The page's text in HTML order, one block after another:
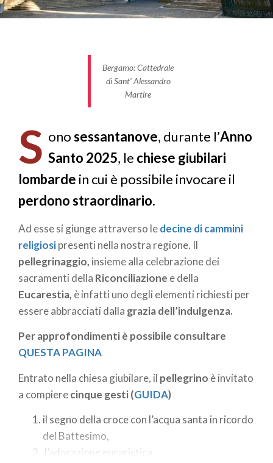
Bergamo: Cattedrale
di Sant' Alessandro
Martire
S onosessantanove, durante l’Anno
Santo 2025, le chiese giubilari
lombarde in cui è possibile invocare il
perdono straordinario.
Ad esse si giunge attraverso ledecine di cammini
religiosipresenti nella nostra regione. Il
pellegrinaggio, insieme alla celebrazione dei
sacramenti della Riconciliazione e della
Eucarestia, è infatti uno degli elementi richiesti per
essere abbracciati dalla grazia dell’indulgenza.
Per approfondimenti è possibile consultare
QUESTA PAGINA
Entrato nella chiesa giubilare, il pellegrino è invitato
a compierecinque gesti (GUIDA)
il segno della croce con l’acqua santa in ricordo
del Battesimo,
l’adorazione eucaristica,